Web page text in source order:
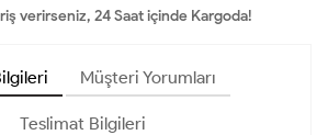
verirseniz, 24 Saat içinde Kargoda!
Müşteri Yorumları
Teslimat Bilgileri